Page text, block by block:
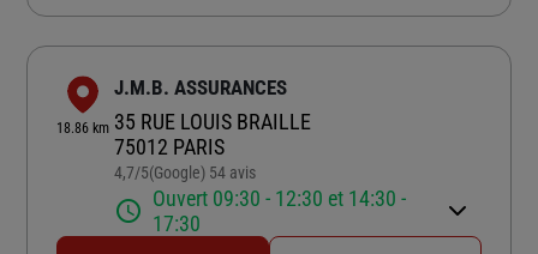
18.86 km
J.M.B. ASSURANCES
35 RUE LOUIS BRAILLE
75012 PARIS
4,7/5Note de 4.7 sur 5
(Google) 54 avis
Ouvert 09:30 - 12:30 et 14:30 -
17:30